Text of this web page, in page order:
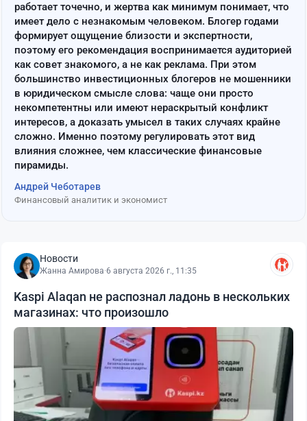
работает точечно, и жертва как минимум понимает, что
имеет дело с незнакомым человеком. Блогер годами
формирует ощущение близости и экспертности,
поэтому его рекомендация воспринимается аудиторией
как совет знакомого, а не как реклама. При этом
большинство инвестиционных блогеров не мошенники
в юридическом смысле слова: чаще они просто
некомпетентны или имеют нераскрытый конфликт
интересов, а доказать умысел в таких случаях крайне
сложно. Именно поэтому регулировать этот вид
влияния сложнее, чем классические финансовые
пирамиды.
Андрей Чеботарев
Финансовый аналитик и экономист
Новости
Жанна Амирова·6 августа 2026 г., 11:35
Kaspi Alaqan не распознал ладонь в нескольких
магазинах: что произошло